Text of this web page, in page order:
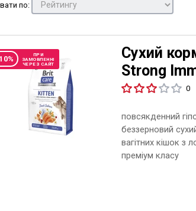
по:
ПРИ
ЗАМОВЛЕННІ
ЧЕРЕЗ САЙТ
Сухий
Strong
0
повсякденний
беззерновий
вагітних кішок з
преміум класу